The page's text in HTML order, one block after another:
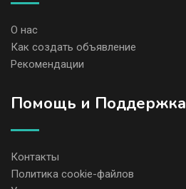
О нас
Как создать объявление
Рекомендации
Помощь и Поддержка
Контакты
Политика cookie-файлов